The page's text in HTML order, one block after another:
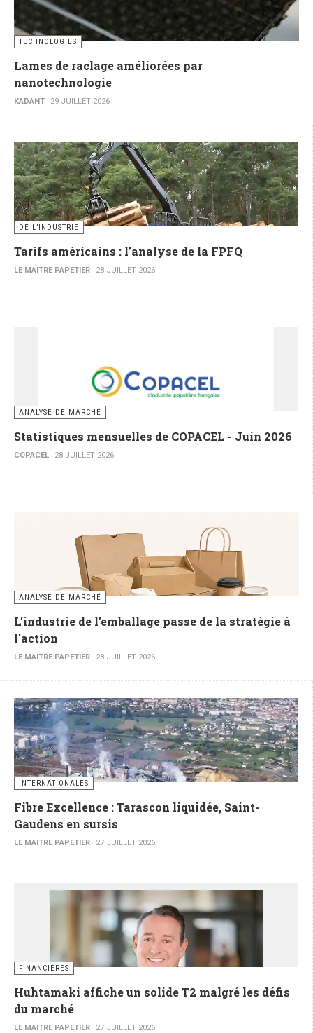
TECHNOLOGIES
Lames de raclage améliorées par
nanotechnologie
KADANT 29 JUILLET 2026
DE L’INDUSTRIE
Tarifs américains : l’analyse de la FPFQ
LE MAITRE PAPETIER 28 JUILLET 2026
ANALYSE DE MARCHÉ
Statistiques mensuelles de COPACEL - Juin 2026
COPACEL 28 JUILLET 2026
ANALYSE DE MARCHÉ
L'industrie de l'emballage passe de la stratégie à
l'action
LE MAITRE PAPETIER 28 JUILLET 2026
INTERNATIONALES
Fibre Excellence : Tarascon liquidée, Saint-
Gaudens en sursis
LE MAITRE PAPETIER 27 JUILLET 2026
FINANCIÈRES
Huhtamaki affiche un solide T2 malgré les défis
du marché
LE MAITRE PAPETIER 27 JUILLET 2026